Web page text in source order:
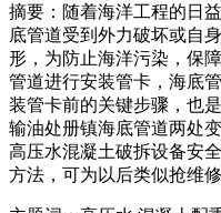
摘要：随着海洋工程的日
底管道受到外力破坏或自
形，为防止海洋污染，保
管道进行安装管卡，海底
装管卡前的关键步骤，也
输油处册镇海底管道两处
高压水混凝土破拆设备安
方法，可为以后类似抢维